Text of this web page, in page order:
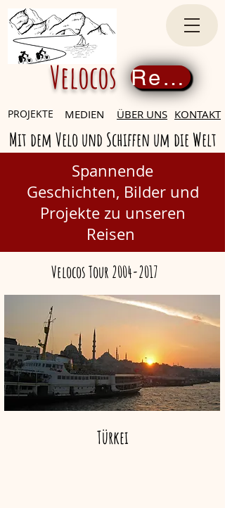
Velocos
Spannende
Geschichten, Bilder und
Projekte zu unseren
Reisen
Mit dem Velo und Schiffen um die Welt
Register now
PROJEKTE MEDIEN ÜBER UNS KONTAKT
Velocos Tour 2004-2017
Türkei